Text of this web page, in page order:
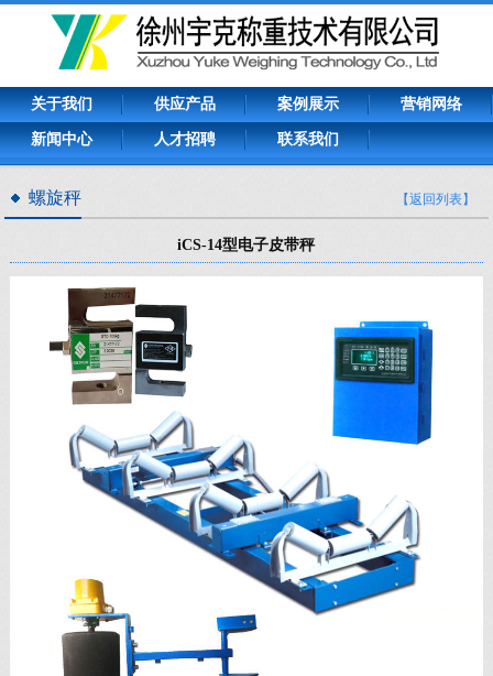
关于我们 供应产品 案例展示 营销网络
新闻中心 人才招聘 联系我们
螺旋秤 【返回列表】
iCS-14型电子皮带秤